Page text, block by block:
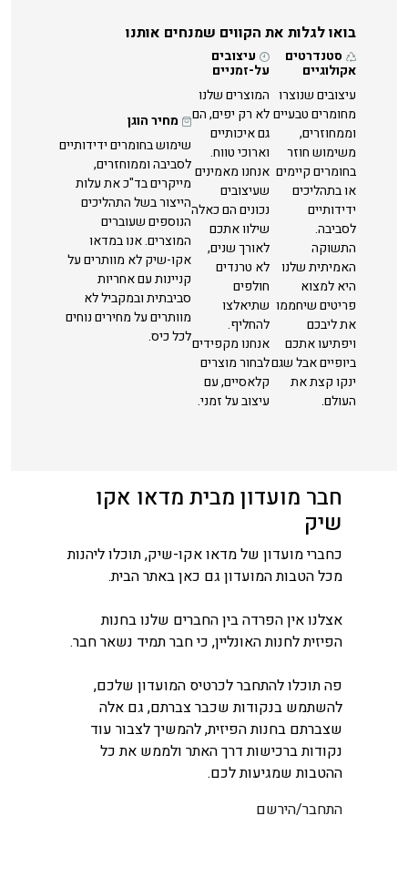
בואו לגלות את הקווים שמנחים אותנו
סטנדרטים
אקולוגיים
עיצובים שנוצרו
מחומרים טבעיים
וממחוזרים,
משימוש חוזר
בחומרים קיימים
או בתהליכים
ידידותיים
לסביבה.
התשוקה
האמיתית שלנו
היא למצוא
פריטים שיחממו
את ליבכם
ויפתיעו אתכם
ביופיים אבל שגם
ינקו קצת את
העולם.
עיצובים
על-זמניים
המוצרים שלנו
לא רק יפים, הם
גם איכותיים
וארוכי טווח.
אנחנו מאמינים
שעיצובים
נכונים הם כאלה
שילוו אתכם
לאורך שנים,
לא טרנדים
חולפים
שתיאלצו
להחליף.
אנחנו מקפידים
לבחור מוצרים
קלאסיים, עם
עיצוב על זמני.
מחיר הוגן
שימוש בחומרים ידידותיים
לסביבה וממוחזרים,
מייקרים בד"כ את עלות
הייצור בשל התהליכים
הנוספים שעוברים
המוצרים. אנו במדאו
אקו-שיק לא מוותרים על
קניינות עם אחריות
סביבתית ובמקביל לא
מוותרים על מחירים נוחים
לכל כיס.
חבר מועדון מבית מדאו אקו
שיק
כחברי מועדון של מדאו אקו-שיק, תוכלו ליהנות
מכל הטבות המועדון גם כאן באתר הבית.
אצלנו אין הפרדה בין החברים שלנו בחנות
הפיזית לחנות האונליין, כי חבר תמיד נשאר חבר.
פה תוכלו להתחבר לכרטיס המועדון שלכם,
להשתמש בנקודות שכבר צברתם, גם אלה
שצברתם בחנות הפיזית, להמשיך לצבור עוד
נקודות ברכישות דרך האתר ולממש את כל
ההטבות שמגיעות לכם.
התחבר/הירשם